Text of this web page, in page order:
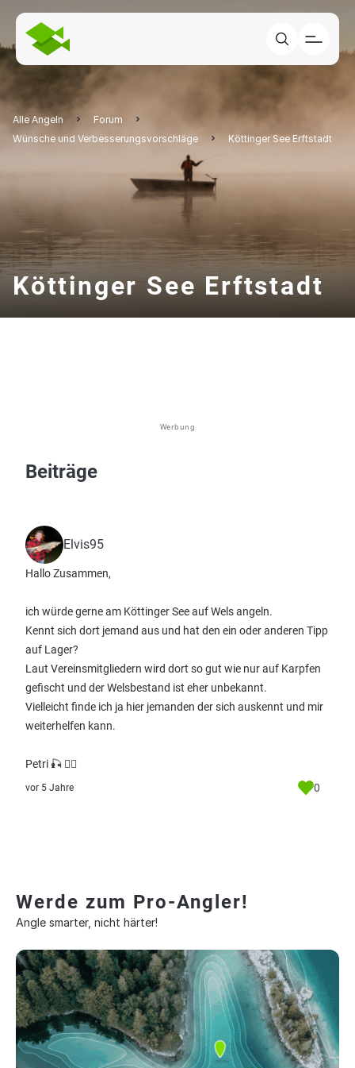
Alle Angeln
Forum
Wünsche und Verbesserungsvorschläge
Köttinger See Erftstadt
Köttinger See Erftstadt
Werbung
Beiträge
Elvis95
Hallo Zusammen,
ich würde gerne am Köttinger See auf Wels angeln.
Kennt sich dort jemand aus und hat den ein oder anderen Tipp
auf Lager?
Laut Vereinsmitgliedern wird dort so gut wie nur auf Karpfen
gefischt und der Welsbestand ist eher unbekannt.
Vielleicht finde ich ja hier jemanden der sich auskennt und mir
weiterhelfen kann.
Petri 🎣 ✌🏻
vor 5 Jahre 0
Werde zum Pro-Angler!
Angle smarter, nicht härter!